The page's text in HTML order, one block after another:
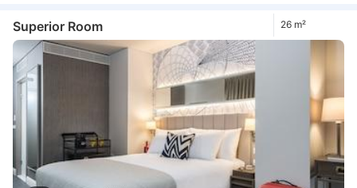
Superior Room 26 m²